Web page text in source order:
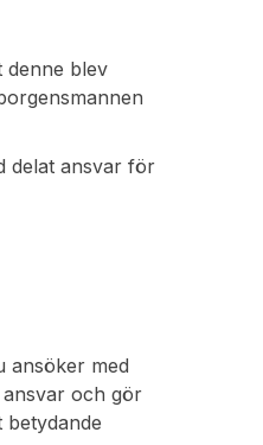
denne blev
delat ansvar för
ansöker med
ansvar och gör